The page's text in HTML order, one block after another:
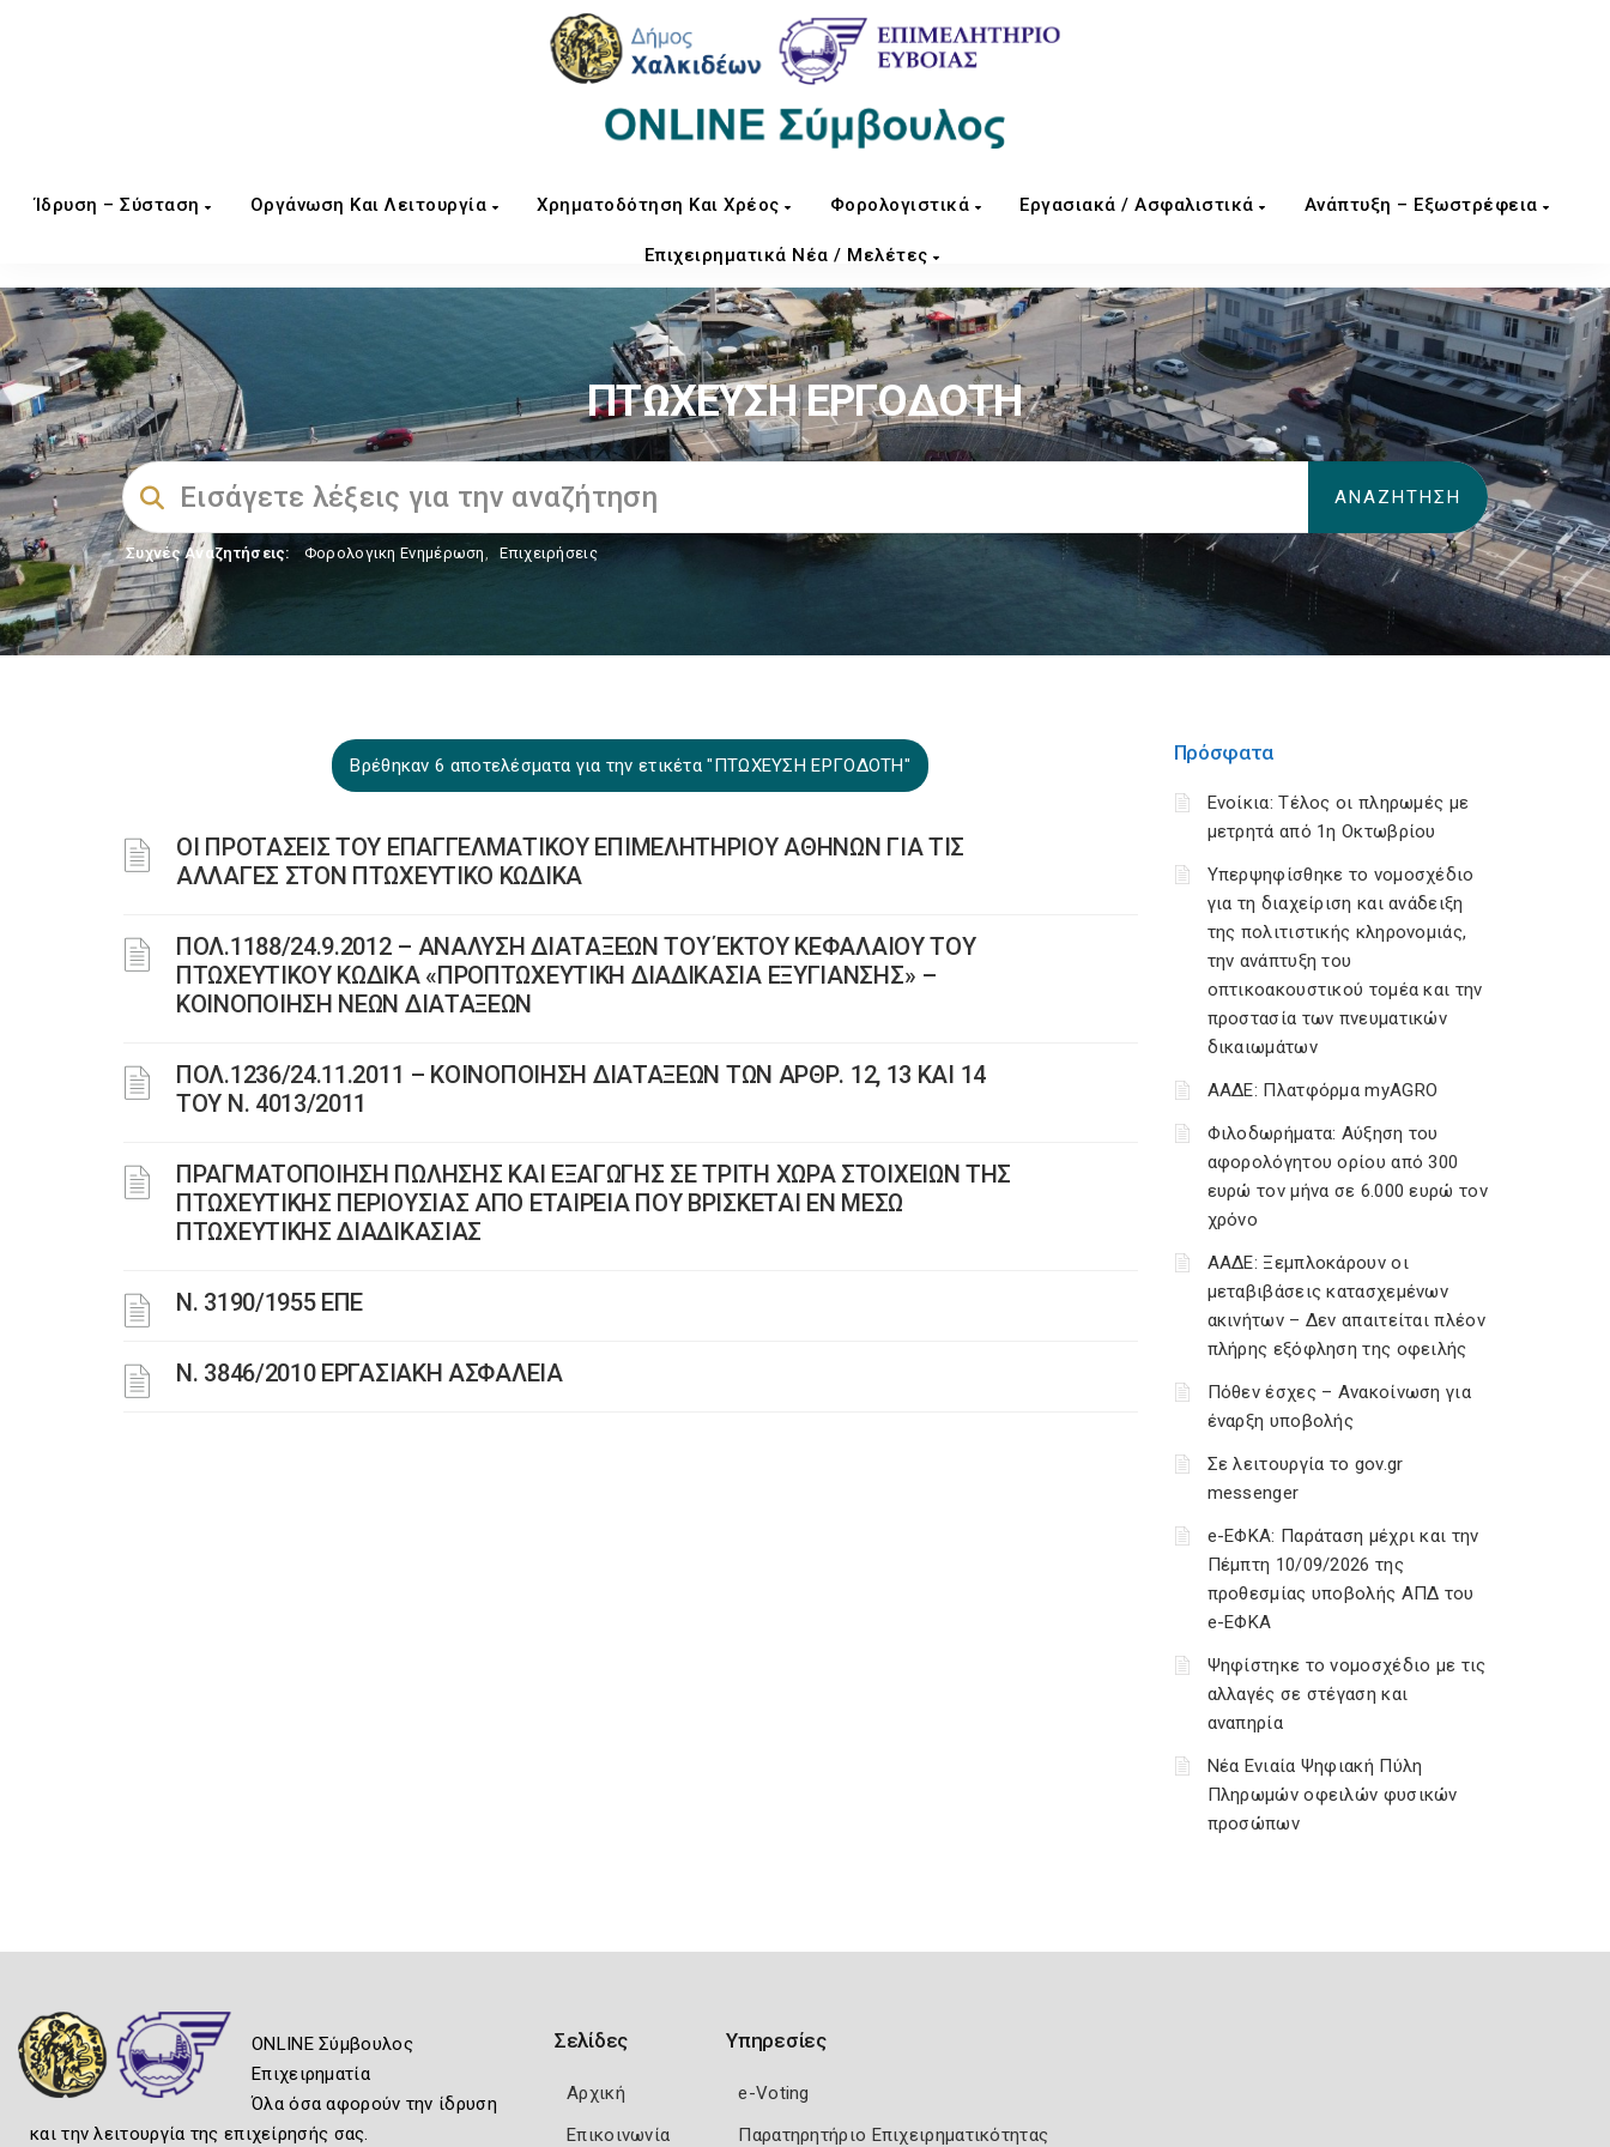
Ίδρυση – Σύσταση Οργάνωση Και Λειτουργία Χρηματοδότηση Και Χρέος Φορολογιστικά Εργασιακά / Ασφαλιστικά Ανάπτυξη – Εξωστρέφεια
Επιχειρηματικά Νέα / Μελέτες
ΠΤΩΧΕΥΣΗ ΕΡΓΟΔΟΤΗ
Συχνές Αναζητήσεις: Φορολογικη Ενημέρωση, Επιχειρήσεις
Βρέθηκαν 6 αποτελέσματα για την ετικέτα "ΠΤΩΧΕΥΣΗ ΕΡΓΟΔΟΤΗ"
ΟΙ ΠΡΟΤΑΣΕΙΣ ΤΟΥ ΕΠΑΓΓΕΛΜΑΤΙΚΟΥ ΕΠΙΜΕΛΗΤΗΡΙΟΥ ΑΘΗΝΩΝ ΓΙΑ ΤΙΣ
ΑΛΛΑΓΕΣ ΣΤΟΝ ΠΤΩΧΕΥΤΙΚΟ ΚΩΔΙΚΑ
ΠΟΛ.1188/24.9.2012 – ΑΝΑΛΥΣΗ ΔΙΑΤΑΞΕΩΝ ΤΟΥ ΈΚΤΟΥ ΚΕΦΑΛΑΙΟΥ ΤΟΥ
ΠΤΩΧΕΥΤΙΚΟΥ ΚΩΔΙΚΑ «ΠΡΟΠΤΩΧΕΥΤΙΚΗ ΔΙΑΔΙΚΑΣΙΑ ΕΞΥΓΙΑΝΣΗΣ» –
ΚΟΙΝΟΠΟΙΗΣΗ ΝΕΩΝ ΔΙΑΤΑΞΕΩΝ
ΠΟΛ.1236/24.11.2011 – ΚΟΙΝΟΠΟΙΗΣΗ ΔΙΑΤΑΞΕΩΝ ΤΩΝ ΑΡΘΡ. 12, 13 ΚΑΙ 14
ΤΟΥ Ν. 4013/2011
ΠΡΑΓΜΑΤΟΠΟΙΗΣΗ ΠΩΛΗΣΗΣ ΚΑΙ ΕΞΑΓΩΓΗΣ ΣΕ ΤΡΙΤΗ ΧΩΡΑ ΣΤΟΙΧΕΙΩΝ ΤΗΣ
ΠΤΩΧΕΥΤΙΚΗΣ ΠΕΡΙΟΥΣΙΑΣ ΑΠΟ ΕΤΑΙΡΕΙΑ ΠΟΥ ΒΡΙΣΚΕΤΑΙ ΕΝ ΜΕΣΩ
ΠΤΩΧΕΥΤΙΚΗΣ ΔΙΑΔΙΚΑΣΙΑΣ
Ν. 3190/1955 ΕΠΕ
Ν. 3846/2010 ΕΡΓΑΣΙΑΚΗ ΑΣΦΑΛΕΙΑ
Πρόσφατα
Ενοίκια: Τέλος οι πληρωμές με
μετρητά από 1η Οκτωβρίου
Υπερψηφίσθηκε το νομοσχέδιο
για τη διαχείριση και ανάδειξη
της πολιτιστικής κληρονομιάς,
την ανάπτυξη του
οπτικοακουστικού τομέα και την
προστασία των πνευματικών
δικαιωμάτων
ΑΑΔΕ: Πλατφόρμα myAGRO
Φιλοδωρήματα: Αύξηση του
αφορολόγητου ορίου από 300
ευρώ τον μήνα σε 6.000 ευρώ τον
χρόνο
ΑΑΔΕ: Ξεμπλοκάρουν οι
μεταβιβάσεις κατασχεμένων
ακινήτων – Δεν απαιτείται πλέον
πλήρης εξόφληση της οφειλής
Πόθεν έσχες – Ανακοίνωση για
έναρξη υποβολής
Σε λειτουργία το gov.gr
messenger
e-ΕΦΚΑ: Παράταση μέχρι και την
Πέμπτη 10/09/2026 της
προθεσμίας υποβολής ΑΠΔ του
e-ΕΦΚΑ
Ψηφίστηκε το νομοσχέδιο με τις
αλλαγές σε στέγαση και
αναπηρία
Νέα Ενιαία Ψηφιακή Πύλη
Πληρωμών οφειλών φυσικών
προσώπων
ONLINE Σύμβουλος
Επιχειρηματία
Όλα όσα αφορούν την ίδρυση
και την λειτουργία της επιχείρησής σας.
Σελίδες
Αρχική
Επικοινωνία
Υπηρεσίες
e-Voting
Παρατηρητήριο Επιχειρηματικότητας